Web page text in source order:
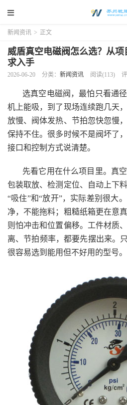
新闻资讯 > 正文
威盾真空电磁阀怎么选？从
求入手
2026-06-20 分类： 新闻资讯 阅读(113)
选真空电磁阀，最怕只看通
机上能吸，到了现场连续跑几天
放慢、阀体发热、节拍忽快忽慢
保持不住。很多时候不是阀坏了
接口和控制方式说清楚。
先看它用在什么项目里。真
包装取放、检测定位、自动上下
“吸住”和“放开”，实际差别很大
净，不能拖料；粗糙纸箱更在意
则怕冲击和位置偏移。工件材质
离、节拍频率，都要先摆出来。
很容易选到能用但不好用的型号。